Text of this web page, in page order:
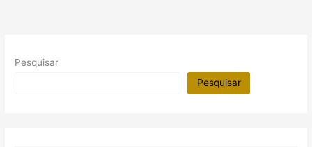
saber!
Pesquisar
Pesquisar